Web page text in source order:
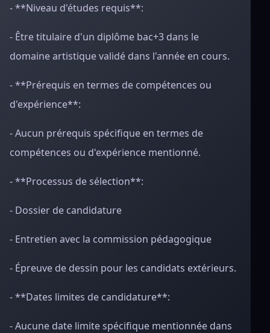
- **Niveau d'études requis**:
- Être titulaire d'un diplôme bac+3 dans le
domaine artistique validé dans l'année en cours.
- **Prérequis en termes de compétences ou
d'expérience**:
- Aucun prérequis spécifique en termes de
compétences ou d'expérience mentionné.
- **Processus de sélection**:
- Dossier de candidature
- Entretien avec la commission pédagogique
- Épreuve de dessin pour les candidats extérieurs.
- **Dates limites de candidature**:
- Aucune date limite spécifique mentionnée dans